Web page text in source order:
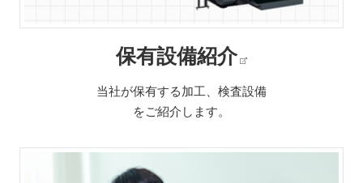
保有設備紹介
当社が保有する加工、検査設備
をご紹介します。